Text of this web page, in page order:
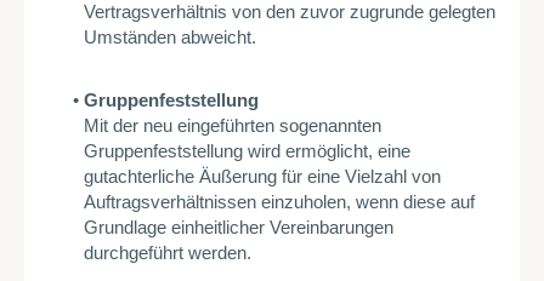
Vertragsverhältnis von den zuvor zugrunde gelegten
Umständen abweicht.
Gruppenfeststellung
Mit der neu eingeführten sogenannten
Gruppenfeststellung wird ermöglicht, eine
gutachterliche Äußerung für eine Vielzahl von
Auftragsverhältnissen einzuholen, wenn diese auf
Grundlage einheitlicher Vereinbarungen
durchgeführt werden.